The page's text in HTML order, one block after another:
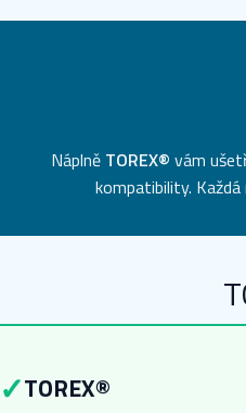
Náplně TOREX® vám
kompatibility.
✓TOREX®